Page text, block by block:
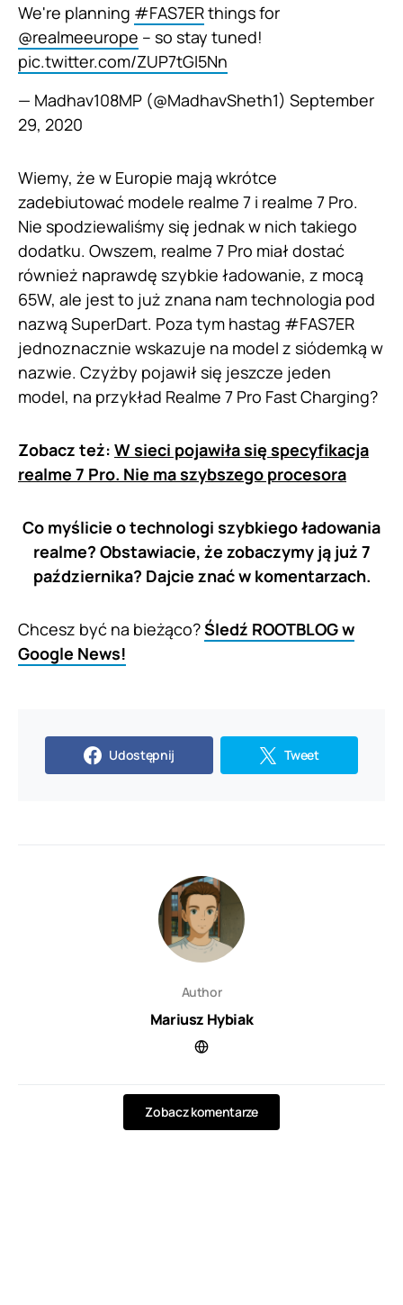
We're planning #FAS7ERthings for
@realmeeurope – so stay tuned!
pic.twitter.com/ZUP7tGI5Nn
— Madhav108MP (@MadhavSheth1) September
29, 2020
Wiemy, że w Europie mają wkrótce
zadebiutować modele realme 7 i realme 7 Pro.
Nie spodziewaliśmy się jednak w nich takiego
dodatku. Owszem, realme 7 Pro miał dostać
również naprawdę szybkie ładowanie, z mocą
65W, ale jest to już znana nam technologia pod
nazwą SuperDart. Poza tym hastag #FAS7ER
jednoznacznie wskazuje na model z siódemką w
nazwie. Czyżby pojawił się jeszcze jeden
model, na przykład Realme 7 Pro Fast Charging?
Zobacz też: W sieci pojawiła się specyfikacja
realme 7 Pro. Nie ma szybszego procesora
Co myślicie o technologi szybkiego ładowania
realme? Obstawiacie, że zobaczymy ją już 7
października? Dajcie znać w komentarzach.
Chcesz być na bieżąco?Śledź ROOTBLOG w
Google News!
Udostępnij Tweet
Author
Mariusz Hybiak
Zobacz komentarze